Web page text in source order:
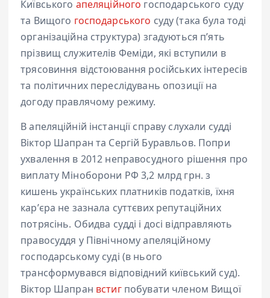
Київського апеляційного господарського суду
та Вищого господарського суду (така була тоді
організаційна структура) згадуються пʼять
прізвищ служителів Феміди, які вступили в
трясовиння відстоювання російських інтересів
та політичних переслідувань опозиції на
догоду правлячому режиму.
В апеляційній інстанції справу слухали судді
Віктор Шапран та Сергій Буравльов. Попри
ухвалення в 2012 неправосудного рішення про
виплату Міноборони РФ 3,2 млрд грн. з
кишень українських платників податків, їхня
карʼєра не зазнала суттєвих репутаційних
потрясінь. Обидва судді і досі відправляють
правосуддя у Північному апеляційному
господарському суді (в нього
трансформувався відповідний київський суд).
Віктор Шапран встигпобувати членом Вищої